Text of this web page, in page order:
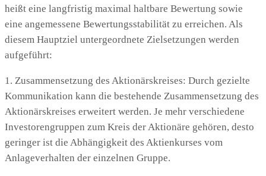
heißt eine langfristig maximal haltbare Bewertung sowie
eine angemessene Bewertungsstabilität zu erreichen. Als
diesem Hauptziel untergeordnete Zielsetzungen werden
aufgeführt:
1. Zusammensetzung des Aktionärskreises: Durch gezielte
Kommunikation kann die bestehende Zusammensetzung des
Aktionärskreises erweitert werden. Je mehr verschiedene
Investorengruppen zum Kreis der Aktionäre gehören, desto
geringer ist die Abhängigkeit des Aktienkurses vom
Anlageverhalten der einzelnen Gruppe.